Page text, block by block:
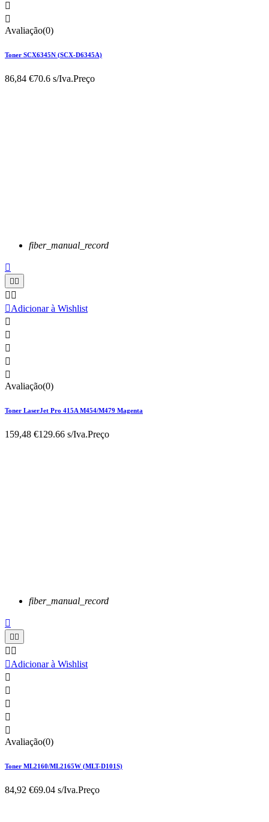


Avaliação(0)
Toner SCX6345N (SCX-D6345A)
86,84 €70.6 s/Iva.Preço
fiber_manual_record

 
 
Adicionar à Wishlist





Avaliação(0)
Toner LaserJet Pro 415A M454/M479 Magenta
159,48 €129.66 s/Iva.Preço
fiber_manual_record

 
 
Adicionar à Wishlist





Avaliação(0)
Toner ML2160/ML2165W (MLT-D101S)
84,92 €69.04 s/Iva.Preço